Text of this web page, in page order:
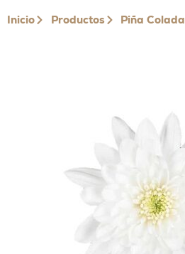
Inicio Productos Piña Colada